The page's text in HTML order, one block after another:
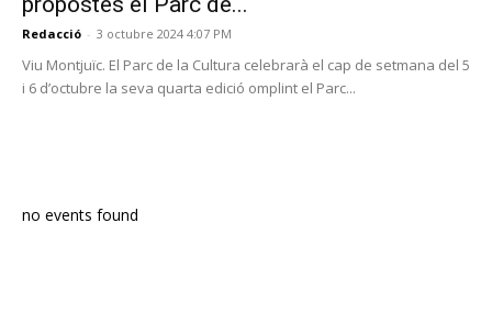
Redacció - 3 octubre 2024 4:07 PM
Viu Montjuïc. El Parc de la Cultura celebrarà el cap de setmana del 5
i 6 d’octubre la seva quarta edició omplint el Parc...
no events found